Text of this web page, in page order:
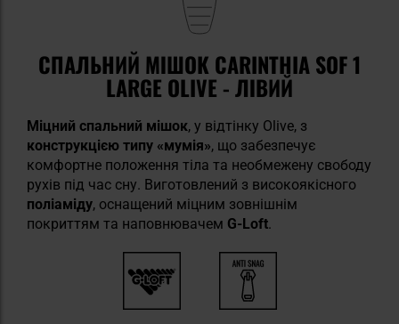
СПАЛЬНИЙ МІШОК CARINTHIA SOF 1
LARGE OLIVE - ЛІВИЙ
Міцний спальний мішок, у відтінку Olive, з
конструкцією типу «мумія», що забезпечує
комфортне положення тіла та необмежену свободу
рухів під час сну. Виготовлений з високоякісного
поліаміду, оснащений міцним зовнішнім
покриттям та наповнювачем G-Loft.